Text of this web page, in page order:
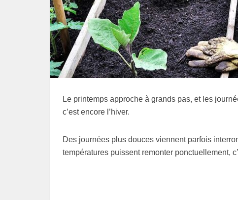
Le printemps approche à grands pas, et les
c’est encore l’hiver.
Des journées plus douces viennent parfois
températures puissent remonter ponctuellement,